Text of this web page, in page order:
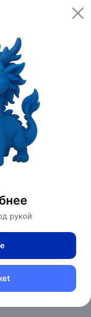
рукой
Открыть
диски
6G SAS